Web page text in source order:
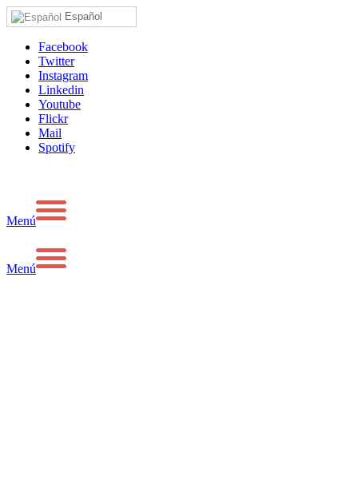
Español
Facebook
Twitter
Instagram
Linkedin
Youtube
Flickr
Mail
Spotify
Menú
Menú